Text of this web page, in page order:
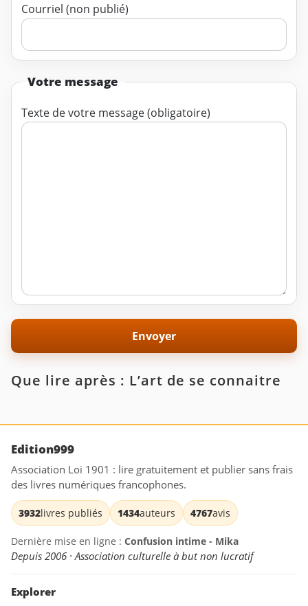
Courriel (non publié)
Votre message
Texte de votre message (obligatoire)
Que lire après : L’art de se connaitre
Edition999
Association Loi 1901 : lire gratuitement et publier sans frais
des livres numériques francophones.
3932livres publiés 1434auteurs 4767avis
Dernière mise en ligne : Confusion intime - Mika
Depuis 2006 · Association culturelle à but non lucratif
Explorer